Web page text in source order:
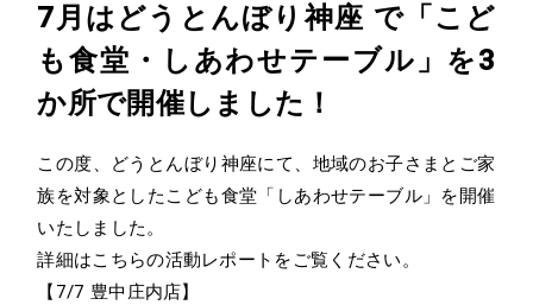
グループ会社
Sustainability
サステナビリティ
News
お知らせ
7月はどうとんぼり神座 で「こど
も食堂・しあわせテーブル」を3
か所で開催しました！
この度、どうとんぼり神座にて、地域のお子さまとご家
族を対象としたこども食堂「しあわせテーブル」を開催
いたしました。
詳細はこちらの活動レポートをご覧ください。
【7/7 豊中庄内店】